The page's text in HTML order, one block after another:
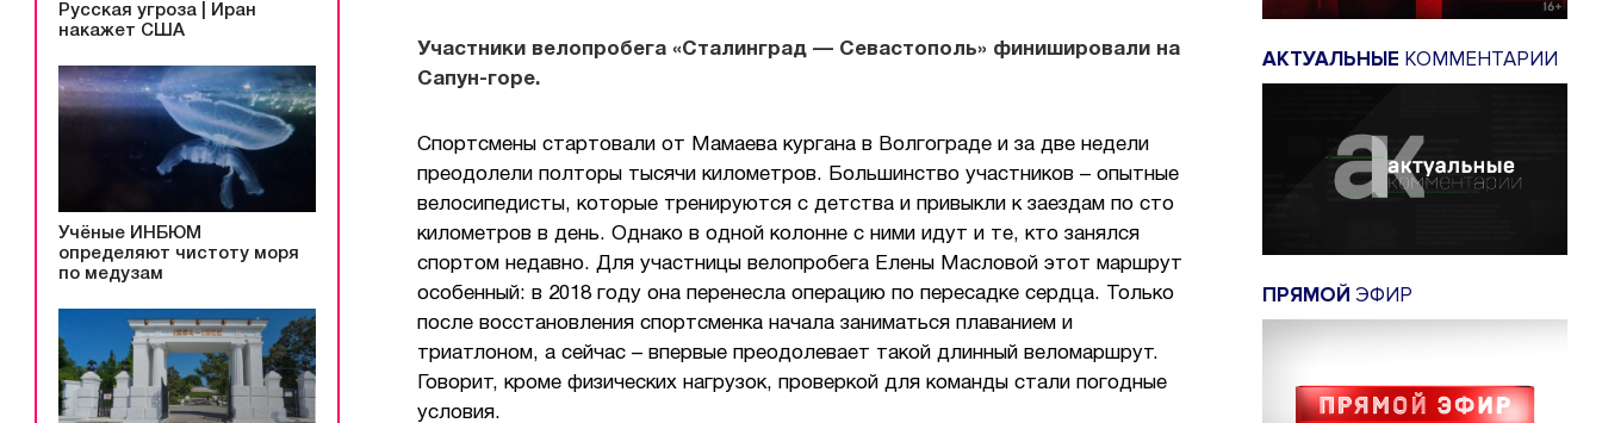
Русская угроза | Иран
накажет США
Учёные ИНБЮМ
определяют чистоту моря
по медузам
Участники велопробега «Сталинград — Севастополь» финишировали на
Сапун-горе.
Спортсмены стартовали от Мамаева кургана в Волгограде и за две недели
преодолели полторы тысячи километров. Большинство участников – опытные
велосипедисты, которые тренируются с детства и привыкли к заездам по сто
километров в день. Однако в одной колонне с ними идут и те, кто занялся
спортом недавно. Для участницы велопробега Елены Масловой этот маршрут
особенный: в 2018 году она перенесла операцию по пересадке сердца. Только
после восстановления спортсменка начала заниматься плаванием и
триатлоном, а сейчас – впервые преодолевает такой длинный веломаршрут.
Говорит, кроме физических нагрузок, проверкой для команды стали погодные
условия.
АКТУАЛЬНЫЕ КОММЕНТАРИИ
ПРЯМОЙ ЭФИР